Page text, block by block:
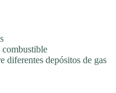
diferentes depósitos de gas